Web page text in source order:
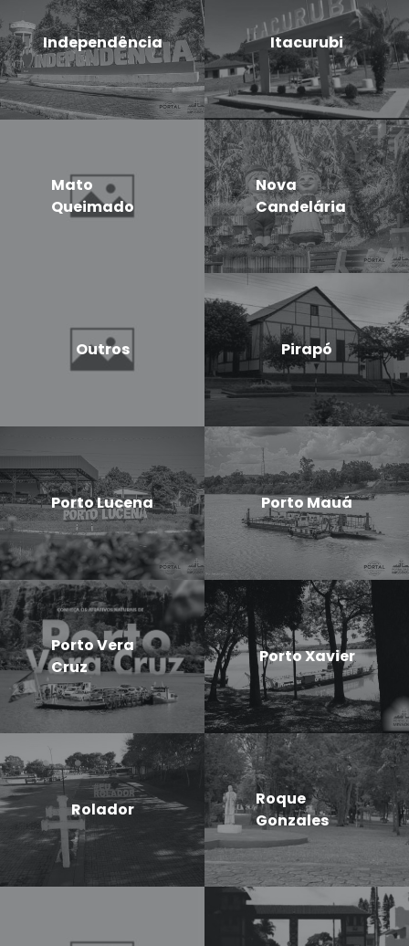
Independência Itacurubi
Mato
Queimado
Nova
Candelária
Outros Pirapó
Porto Lucena Porto Mauá
Porto Vera
Cruz
Porto Xavier
Rolador
Roque
Gonzales